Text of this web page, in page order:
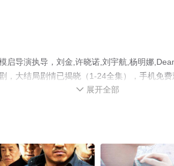
启导演执导，刘金,许晓诺,刘宇航,杨明娜
，大结局剧情已揭晓（1-24全集），手机免
信息可移步至豆瓣电视剧、电视猫或剧情网等
 展开全部